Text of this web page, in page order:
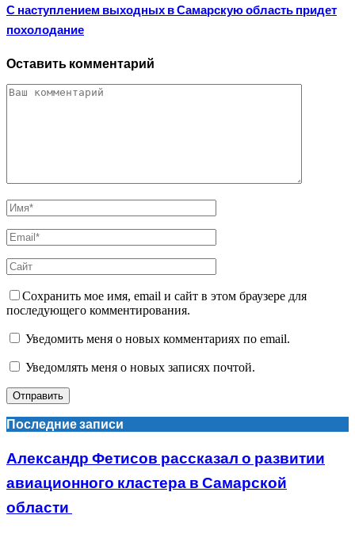
С наступлением выходных в Самарскую область придет
похолодание
Оставить комментарий
Сохранить мое имя, email и сайт в этом браузере для
последующего комментирования.
Уведомить меня о новых комментариях по email.
Уведомлять меня о новых записях почтой.
Последние записи
Александр Фетисов рассказал о развитии
авиационного кластера в Самарской
области